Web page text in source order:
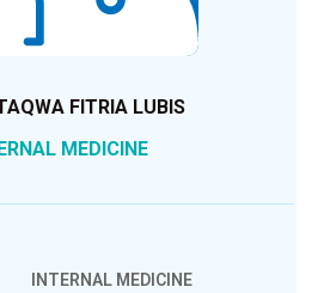
FITRIA LUBIS
MEDICINE
INTERNAL MEDICINE